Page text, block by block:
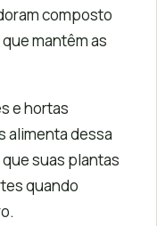
composto
mantêm as
e hortas
alimenta dessa
suas plantas
quando